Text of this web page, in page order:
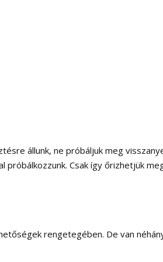
állunk, ne próbáljuk meg
próbálkozzunk. Csak így őrizhetjük
rengetegében. De van